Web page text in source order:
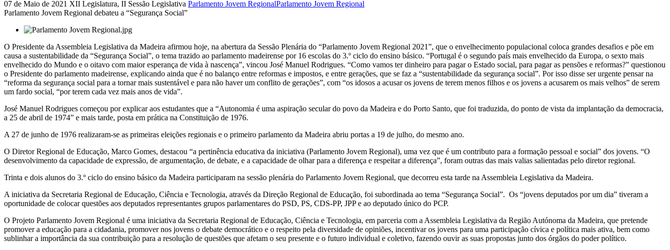
07 de Maio de 2021 XII Legislatura, II Sessão Legislativa Parlamento Jovem RegionalParlamento Jovem Regional
Parlamento Jovem Regional debateu a “Segurança Social”
O Presidente da Assembleia Legislativa da Madeira afirmou hoje, na abertura da Sessão Plenária do “Parlamento Jovem Regional 2021”, que o envelhecimento populacional coloca grandes desafios e põe em
causa a sustentabilidade da “Segurança Social”, o tema trazido ao parlamento madeirense por 16 escolas do 3.º ciclo do ensino básico. “Portugal é o segundo país mais envelhecido da Europa, o sexto mais
envelhecido do Mundo e o oitavo com maior esperança de vida à nascença”, vincou José Manuel Rodrigues. “Como vamos ter dinheiro para pagar o Estado social, para pagar as pensões e reformas?” questionou
o Presidente do parlamento madeirense, explicando ainda que é no balanço entre reformas e impostos, e entre gerações, que se faz a “sustentabilidade da segurança social”. Por isso disse ser urgente pensar na
“reforma da segurança social para a tornar mais sustentável e para não haver um conflito de gerações”, com “os idosos a acusar os jovens de terem menos filhos e os jovens a acusarem os mais velhos” de serem
um fardo social, “por terem cada vez mais anos de vida”.
José Manuel Rodrigues começou por explicar aos estudantes que a “Autonomia é uma aspiração secular do povo da Madeira e do Porto Santo, que foi traduzida, do ponto de vista da implantação da democracia,
a 25 de abril de 1974” e mais tarde, posta em prática na Constituição de 1976.
A 27 de junho de 1976 realizaram-se as primeiras eleições regionais e o primeiro parlamento da Madeira abriu portas a 19 de julho, do mesmo ano.
O Diretor Regional de Educação, Marco Gomes, destacou “a pertinência educativa da iniciativa (Parlamento Jovem Regional), uma vez que é um contributo para a formação pessoal e social” dos jovens. “O
desenvolvimento da capacidade de expressão, de argumentação, de debate, e a capacidade de olhar para a diferença e respeitar a diferença”, foram outras das mais valias salientadas pelo diretor regional.
Trinta e dois alunos do 3.º ciclo do ensino básico da Madeira participaram na sessão plenária do Parlamento Jovem Regional, que decorreu esta tarde na Assembleia Legislativa da Madeira.
A iniciativa da Secretaria Regional de Educação, Ciência e Tecnologia, através da Direção Regional de Educação, foi subordinada ao tema “Segurança Social”. Os “jovens deputados por um dia” tiveram a
oportunidade de colocar questões aos deputados representantes grupos parlamentares do PSD, PS, CDS-PP, JPP e ao deputado único do PCP.
O Projeto Parlamento Jovem Regional é uma iniciativa da Secretaria Regional de Educação, Ciência e Tecnologia, em parceria com a Assembleia Legislativa da Região Autónoma da Madeira, que pretende
promover a educação para a cidadania, promover nos jovens o debate democrático e o respeito pela diversidade de opiniões, incentivar os jovens para uma participação cívica e política mais ativa, bem como
sublinhar a importância da sua contribuição para a resolução de questões que afetam o seu presente e o futuro individual e coletivo, fazendo ouvir as suas propostas junto dos órgãos do poder político.